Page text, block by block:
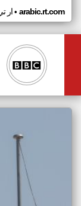
ار• arabic.rt.com